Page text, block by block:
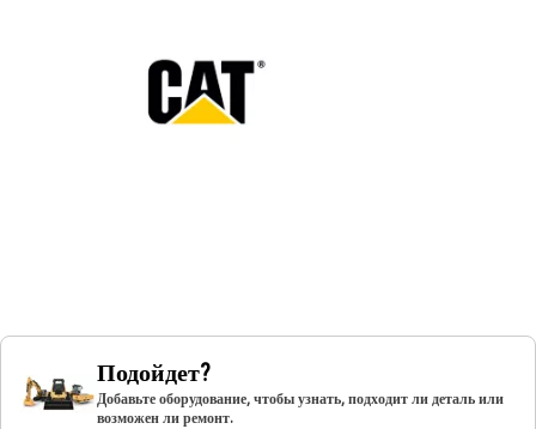
Подойдет?
Добавьте оборудование, чтобы узнать, подходит ли деталь или
возможен ли ремонт.